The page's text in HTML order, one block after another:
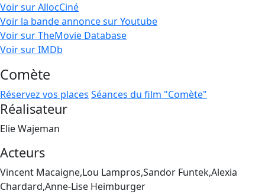
Voir sur AllocCiné
Voir la bande annonce sur Youtube
Voir sur TheMovie Database
Voir sur IMDb
Comète
Réservez vos places Séances du film "Comète"
Réalisateur
Elie Wajeman
Acteurs
Vincent Macaigne,Lou Lampros,Sandor Funtek,Alexia
Chardard,Anne-Lise Heimburger